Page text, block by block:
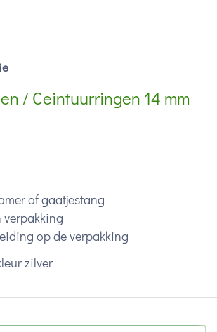
/ Ceintuurringen 14 mm
of gaatjestang
op de verpakking
zilver